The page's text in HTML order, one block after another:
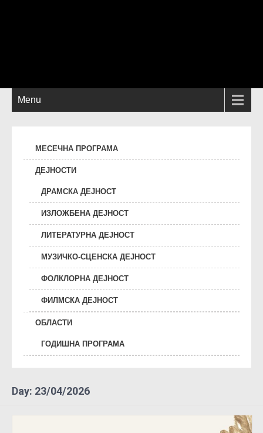
Menu
МЕСЕЧНА ПРОГРАМА
ДЕЈНОСТИ
ДРАМСКА ДЕЈНОСТ
ИЗЛОЖБЕНА ДЕЈНОСТ
ЛИТЕРАТУРНА ДЕЈНОСТ
МУЗИЧКО-СЦЕНСКА ДЕЈНОСТ
ФОЛКЛОРНА ДЕЈНОСТ
ФИЛМСКА ДЕЈНОСТ
ОБЛАСТИ
ГОДИШНА ПРОГРАМА
Day: 23/04/2026